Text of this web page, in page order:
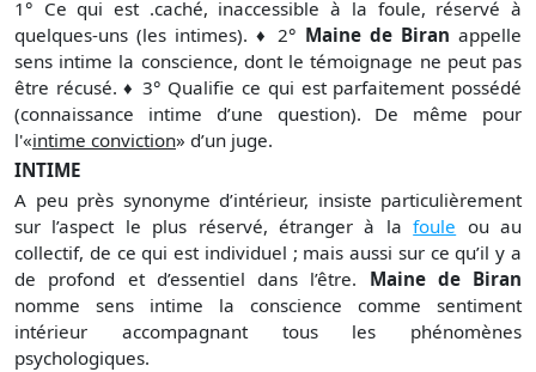
1° Ce qui est .caché, inaccessible à la foule, réservé à
quelques-uns (les intimes). ♦ 2° Maine de Biran appelle
sens intime la conscience, dont le témoignage ne peut pas
être récusé. ♦ 3° Qualifie ce qui est parfaitement possédé
(connaissance intime d’une question). De même pour
l'«intime conviction» d’un juge.
INTIME
A peu près synonyme d’intérieur, insiste particulièrement
sur l’aspect le plus réservé, étranger à lafoule ou au
collectif, de ce qui est individuel ; mais aussi sur ce qu’il y a
de profond et d’essentiel dans l’être. Maine de Biran
nomme sens intime la conscience comme sentiment
intérieur accompagnant tous les phénomènes
psychologiques.